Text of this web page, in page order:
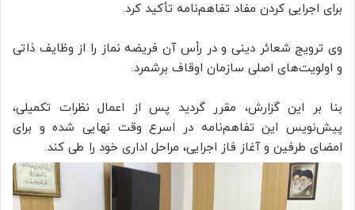
برای اجرایی کردن مفاد تفاهم‌نامه تأکید کرد.
وی ترویج شعائر دینی و در رأس آن فریضه نماز را از وظایف ذاتی
و اولویت‌های اصلی سازمان اوقاف برشمرد.
بنا بر این گزارش، مقرر گردید پس از اعمال نظرات تکمیلی،
پیش‌نویس این تفاهم‌نامه در اسرع وقت نهایی شده و برای
امضای طرفین و آغاز فاز اجرایی، مراحل اداری خود را طی کند.